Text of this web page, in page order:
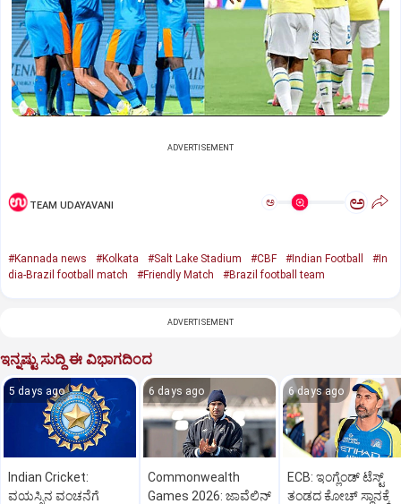
ADVERTISEMENT
TEAM UDAYAVANI ಅ ಅ
#Kannada news #Kolkata #Salt Lake Stadium #CBF #Indian Football
#In
dia-Brazil football match
#Friendly Match #Brazil football team
ADVERTISEMENT
ಇನ್ನಷ್ಟು ಸುದ್ದಿ ಈ ವಿಭಾಗದಿಂದ
5 days ago
Indian Cricket:
ವಯಸ್ಸಿನ ವಂಚನೆಗೆ
6 days ago
Commonwealth
Games 2026: ಜಾವೆಲಿನ್
6 days ago
ECB: ಇಂಗ್ಲೆಂಡ್ ಟೆಸ್ಟ್
ತಂಡದ ಕೋಚ್ ಸ್ಥಾನಕ್ಕೆ